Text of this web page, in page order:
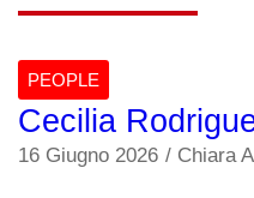
PEOPLE
Cecilia
16 Giugno 2026 / Chiara